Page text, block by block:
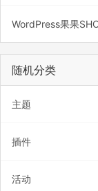
WordPress果果
随机分类
主题
插件
活动